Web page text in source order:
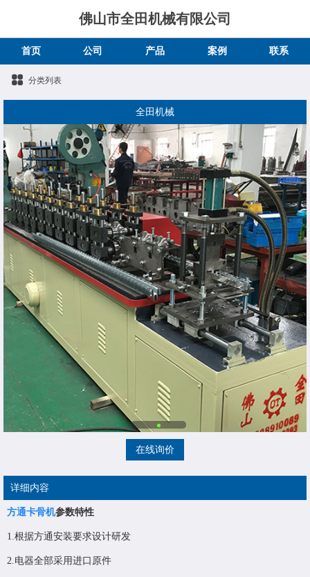
佛山市全田机械有限公司
首页 公司 产品 案例 联系
分类列表
全田机械
在线询价
详细内容
方通卡骨机参数特性
1.根据方通安装要求设计研发
2.电器全部采用进口原件